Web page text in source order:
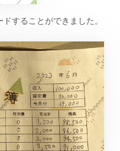
することができました。